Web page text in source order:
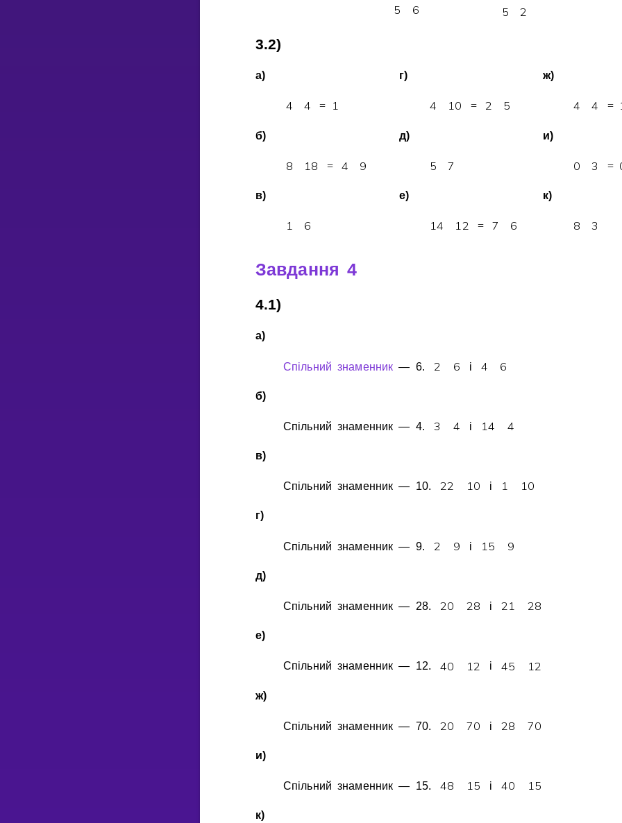
5 6 5 2
3.2)
а)
4 4 = 1
б)
8 1 8 = 4 9
в)
1 6
г)
4 10 = 2 5
д)
5 7
е)
14 12 = 7 6
ж)
4 4 =
и)
0 3 =
к)
8 3
Завдання 4
4.1)
а)
Спiльний знаменник — 6. 2 6 i 4 6
б)
Спiльний знаменник — 4. 3 4 i 1 4 4
в)
Спiльний знаменник — 10. 22 10 i 1 10
г)
Спiльний знаменник — 9. 2 9 i 1 5 9
д)
Спiльний знаменник — 28. 20 28 i 21 28
е)
Спiльний знаменник — 12. 40 1 2 i 45 12
ж)
Спiльний знаменник — 70. 20 70 i 28 70
и)
Спiльний знаменник — 15. 48 15 i 40 15
к)